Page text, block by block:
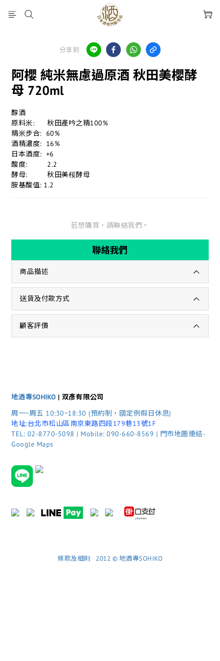
分享到
阿櫻 純米無慮過原酒 秋田美櫻酵
母 720ml
醇酒
原料米:	  秋田產吟之精100%
精米步合:  60%
酒精濃度:  16%
日本酒度:  +6
酸度:	  2.2
酵母:         秋田美桜酵母
胺基酸值: 1.2
若想購買，請聯絡我們。
聯絡我們
商品描述
送貨及付款方式
顧客評價
地酒專SOHIKO | 双彥有限公司
周一~周五 10:30~18:30 (預約制，國定例假日休息)
地址:台北市松山區南京東路四段179巷13號1F
TEL: 02-8770-5098 | Mobile: 090-660-8569 | 門市地圖連結-
Google Maps
條款及細則 2012 © 地酒專SOHIKO